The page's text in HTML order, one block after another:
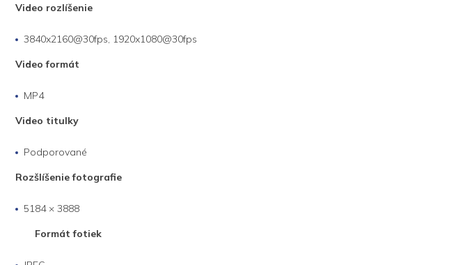
Video rozlíšenie
3840x2160@30fps, 1920x1080@30fps
Video formát
MP4
Video titulky
Podporované
Rozšlíšenie fotografie
5184 × 3888
Formát fotiek